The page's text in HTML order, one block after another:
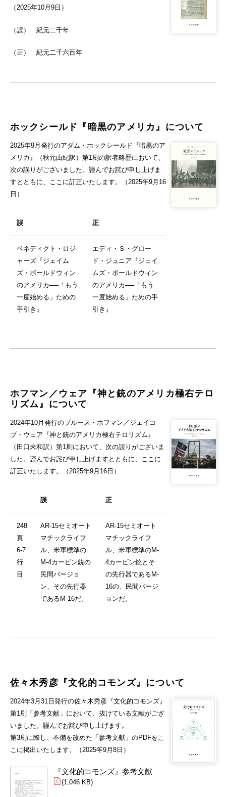
（2025年10月9日）
（誤） 紀元二千年
（正） 紀元二千六百年
ホックシールド『暗黒のアメリカ』について
2025年9月発行のアダム・ホックシールド『暗黒のア
メリカ』（秋元由紀訳）第1刷の訳者略歴において、
次の誤りがございました。謹んでお詫び申し上げま
すとともに、ここに訂正いたします。（2025年9月16
日）
誤 正
ベネディクト・ロジ
ャーズ『ジェイム
ズ・ボールドウィン
のアメリカ──「もう
一度始める」ための
手引き』
エディ・Ｓ・グロー
ド・ジュニア『ジェイ
ムズ・ボールドウィン
のアメリカ──「もう
一度始める」ための手
引き』
ホフマン／ウェア『神と銃のアメリカ極右テロ
リズム』について
2024年10月発行のブルース・ホフマン／ジェイコ
ブ・ウェア『神と銃のアメリカ極右テロリズム』
（田口未和訳）第1刷において、次の誤りがございま
した。謹んでお詫び申し上げますとともに、ここに
訂正いたします。（2025年9月16日）
誤 正
248
頁
6-7
行
目
AR-15セミオート
マチックライフ
ル、米軍標準の
M-4カービン銃の
民間バージョ
ン、その先行器
であるM-16だ。
AR-15セミオート
マチックライフ
ル、米軍標準のM-
4カービン銃とそ
の先行器であるM-
16の、民間バージ
ョンだ。
佐々木秀彦『文化的コモンズ』について
2024年3月31日発行の佐々木秀彦『文化的コモンズ』
第1刷「参考文献」において、抜けている文献がござ
いました。謹んでお詫び申し上げます。
第3刷に際し、不備を改めた「参考文献」のPDFをこ
こに掲出いたします。（2025年9月8日）
『文化的コモンズ』参考文献
(1,046 KB)